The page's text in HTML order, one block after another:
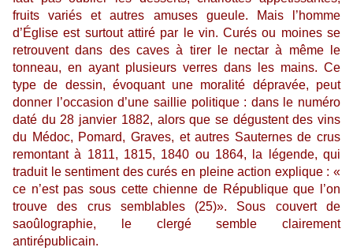
fruits variés et autres amuses gueule. Mais l’homme
d’Église est surtout attiré par le vin. Curés ou moines se
retrouvent dans des caves à tirer le nectar à même le
tonneau, en ayant plusieurs verres dans les mains. Ce
type de dessin, évoquant une moralité dépravée, peut
donner l’occasion d’une saillie politique : dans le numéro
daté du 28 janvier 1882, alors que se dégustent des vins
du Médoc, Pomard, Graves, et autres Sauternes de crus
remontant à 1811, 1815, 1840 ou 1864, la légende, qui
traduit le sentiment des curés en pleine action explique : «
ce n’est pas sous cette chienne de République que l’on
trouve des crus semblables (25)». Sous couvert de
saoûlographie, le clergé semble clairement
antirépublicain.